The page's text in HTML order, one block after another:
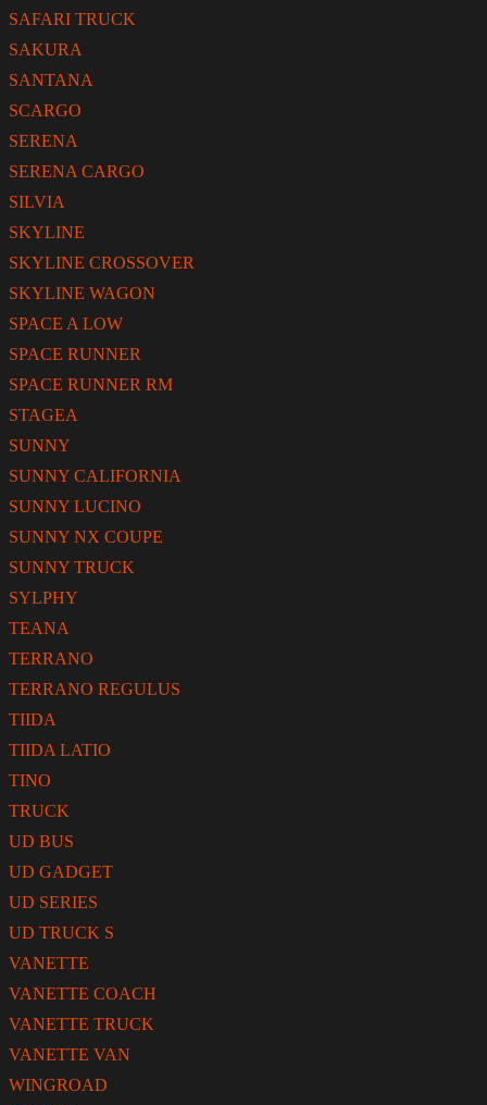
SAFARI TRUCK
SAKURA
SANTANA
SCARGO
SERENA
SERENA CARGO
SILVIA
SKYLINE
SKYLINE CROSSOVER
SKYLINE WAGON
SPACE A LOW
SPACE RUNNER
SPACE RUNNER RM
STAGEA
SUNNY
SUNNY CALIFORNIA
SUNNY LUCINO
SUNNY NX COUPE
SUNNY TRUCK
SYLPHY
TEANA
TERRANO
TERRANO REGULUS
TIIDA
TIIDA LATIO
TINO
TRUCK
UD BUS
UD GADGET
UD SERIES
UD TRUCK S
VANETTE
VANETTE COACH
VANETTE TRUCK
VANETTE VAN
WINGROAD